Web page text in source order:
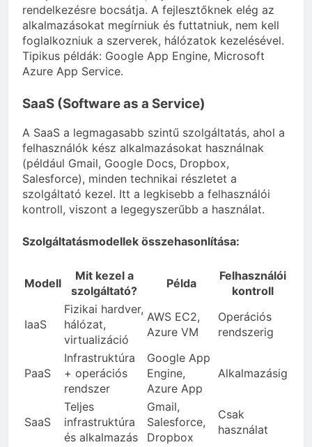
rendelkezésre bocsátja. A fejlesztőknek elég az
alkalmazásokat megírniuk és futtatniuk, nem kell
foglalkozniuk a szerverek, hálózatok kezelésével.
Tipikus példák: Google App Engine, Microsoft
Azure App Service.
SaaS (Software as a Service)
A SaaS a legmagasabb szintű szolgáltatás, ahol a
felhasználók kész alkalmazásokat használnak
(például Gmail, Google Docs, Dropbox,
Salesforce), minden technikai részletet a
szolgáltató kezel. Itt a legkisebb a felhasználói
kontroll, viszont a legegyszerűbb a használat.
Szolgáltatásmodellek összehasonlítása:
Modell
Mit kezel a
szolgáltató?
Példa
Felhasználói
kontroll
IaaS
Fizikai hardver,
hálózat,
virtualizáció
AWS EC2,
Azure VM
Operációs
rendszerig
PaaS
Infrastruktúra
+ operációs
rendszer
Google App
Engine,
Azure App
Alkalmazásig
SaaS
Teljes
infrastruktúra
és alkalmazás
Gmail,
Salesforce,
Dropbox
Csak
használat